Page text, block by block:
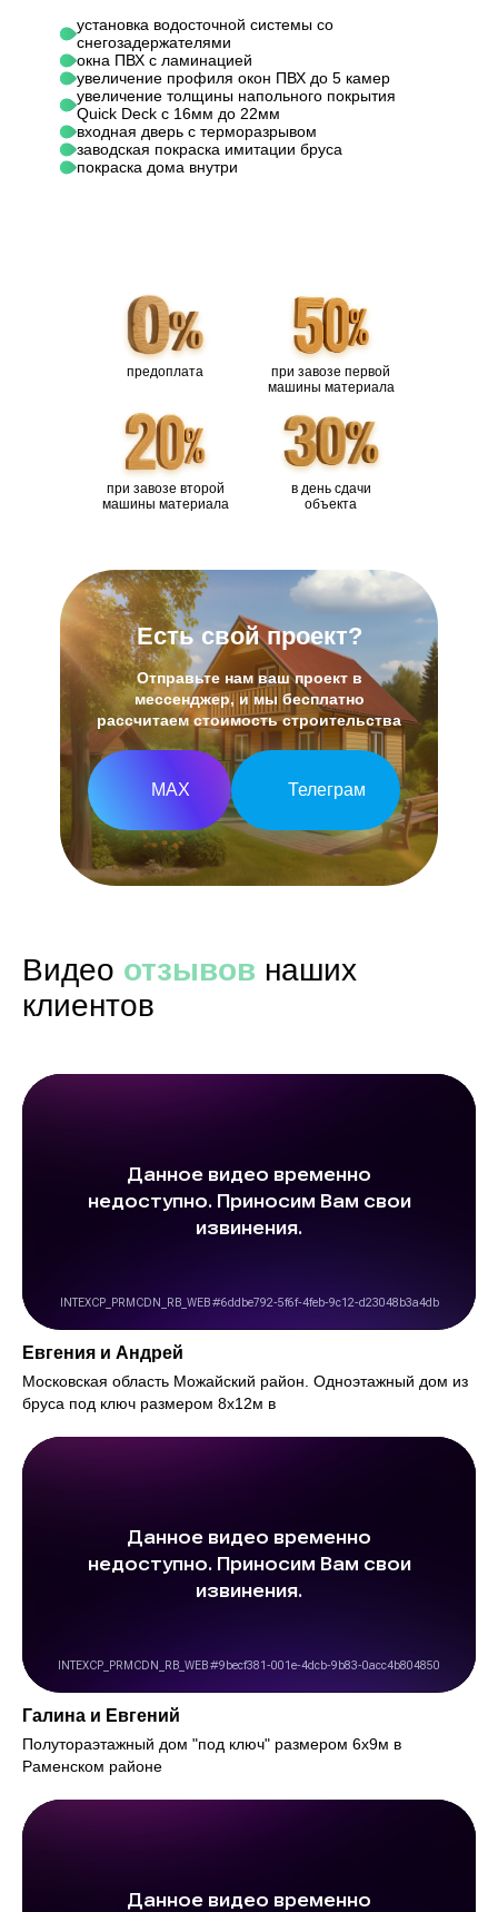
в день сдачи
объекта
при завозе первой
машины материала
установка водосточной системы со
снегозадержателями
окна ПВХ с ламинацией
увеличение профиля окон ПВХ до 5 камер
увеличение толщины напольного покрытия
Quick Deck с 16мм до 22мм
входная дверь с терморазрывом
заводская покраска имитации бруса
покраска дома внутри
предоплата
при завозе второй
машины материала
Есть свой проект?
Отправьте нам ваш проект в
мессенджер, и мы бесплатно
рассчитаем стоимость строительства
МАХ Телеграм
Видео отзывов наших
клиентов
Евгения и Андрей
Московская область Можайский район. Одноэтажный дом из
бруса под ключ размером 8х12м в
Галина и Евгений
Полутораэтажный дом "под ключ" размером 6х9м в
Раменском районе